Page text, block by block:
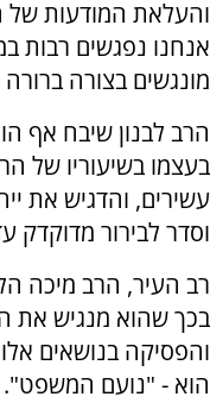
והעלאת המודעות של
אנחנו נפגשים רבות
מונגשים בצורה
הרב לבנון שיבח אף
בעצמו בשיעוריו של
עשירים, והדגיש את
וסדר לבירור מדוקדק
רב העיר, הרב מיכה
בכך שהוא מנגיש את
והפסיקה בנושאים
הוא - "נועם המשפט".